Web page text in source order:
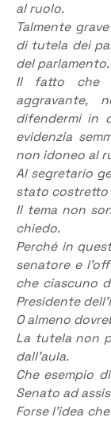
al ruolo.
Talmente
di tutela dei
del parlamento.
Il fatto che
aggravante,
difendermi in
evidenzia
non idoneo al
Al segretario
stato costretto
Il tema non
chiedo.
Perché in
senatore e
che ciascuno
Presidente
O almeno
La tutela non
dall’aula.
Che esempio
Senato ad
Forse l’idea